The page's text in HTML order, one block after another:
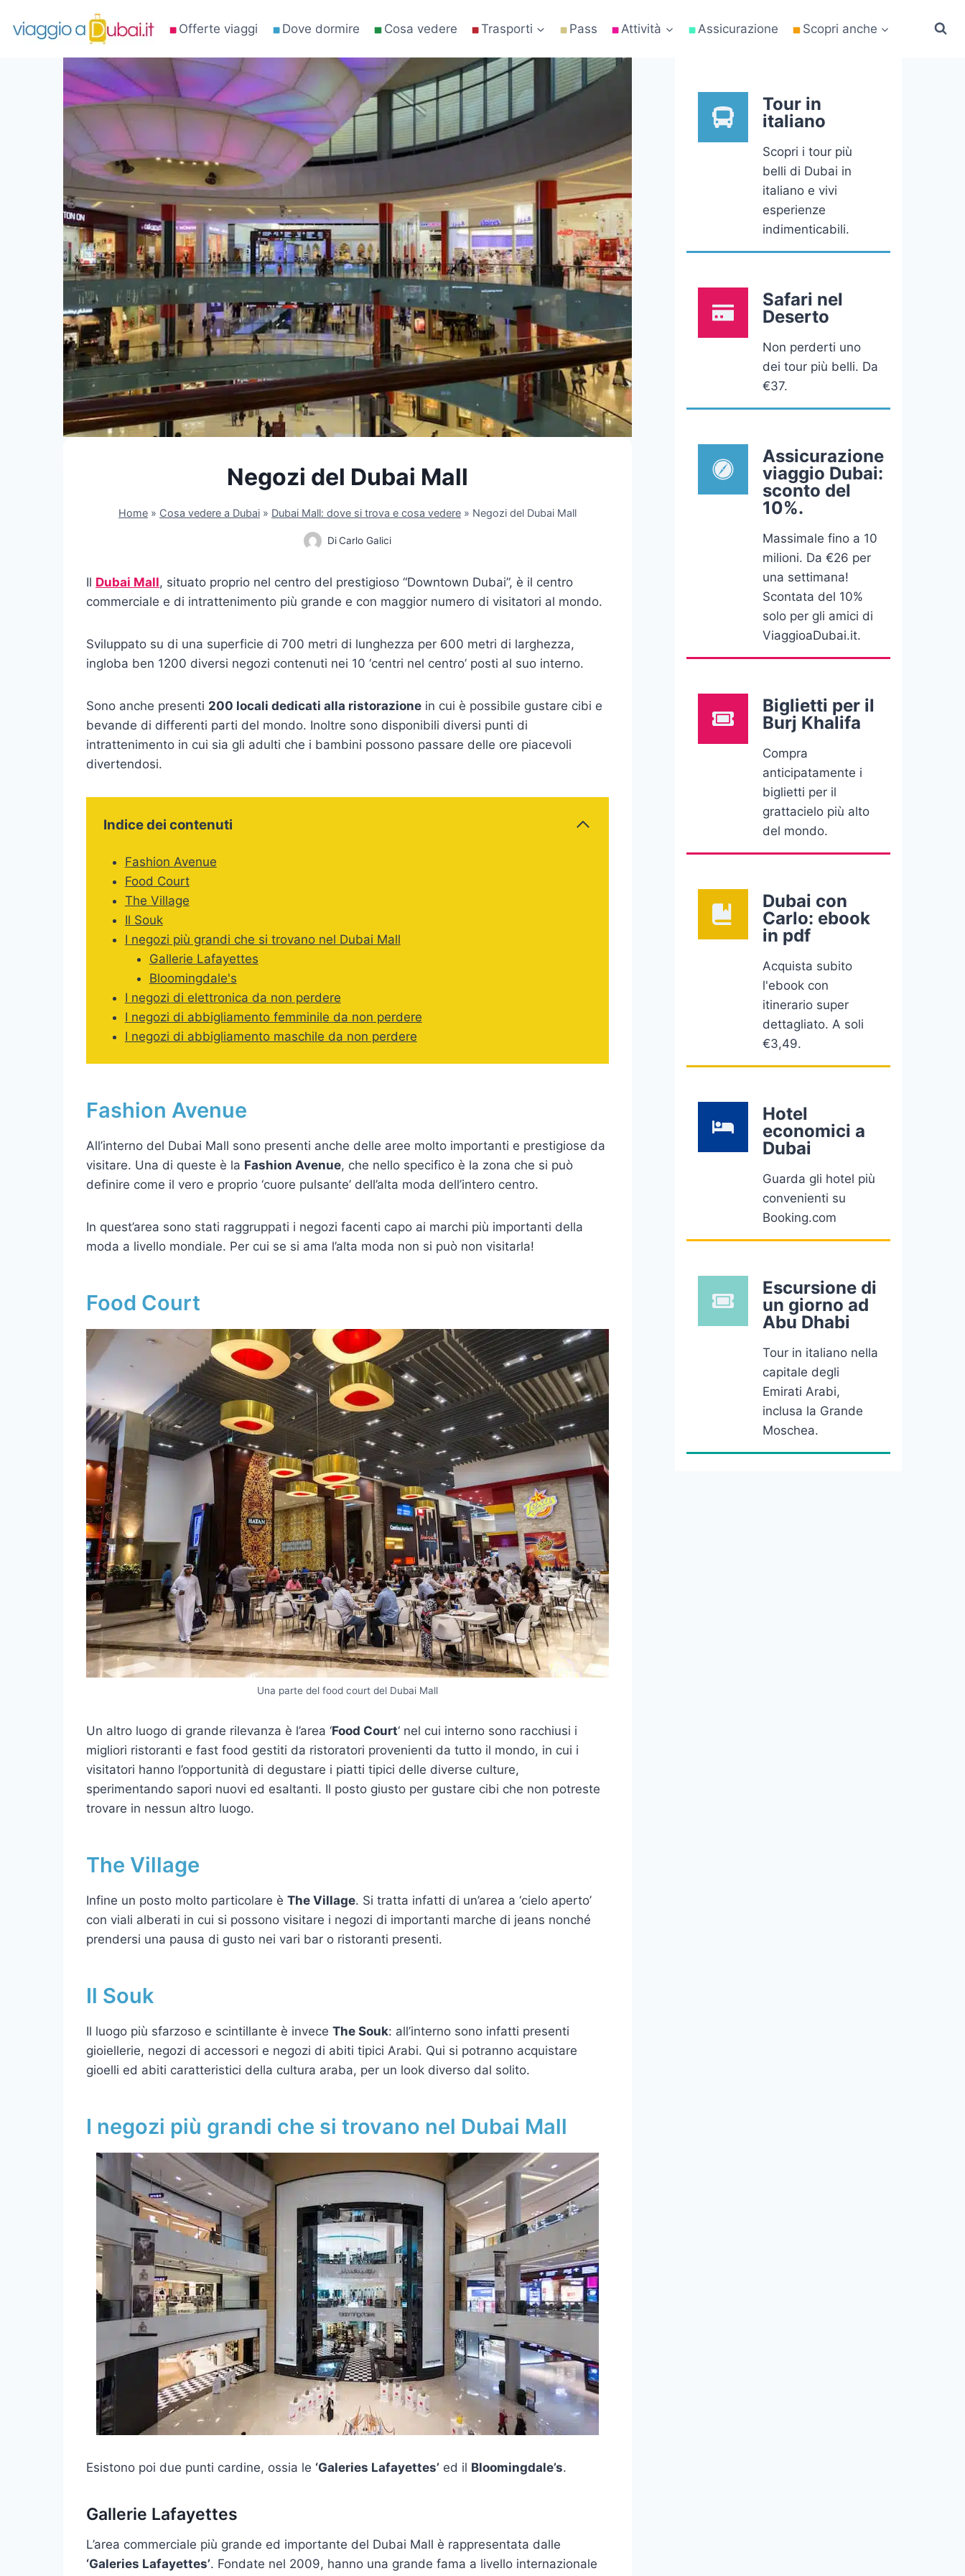
Offerte viaggi Dove dormire Cosa vedere Trasporti Pass Attività Assicurazione Scopri anche
Negozi del Dubai Mall
Home » Cosa vedere a Dubai » Dubai Mall: dove si trova e cosa vedere » Negozi del Dubai Mall
DiCarlo Galici
Il Dubai Mall, situato proprio nel centro del prestigioso “Downtown Dubai”, è il centro
commerciale e di intrattenimento più grande e con maggior numero di visitatori al mondo.
Sviluppato su di una superficie di 700 metri di lunghezza per 600 metri di larghezza,
ingloba ben 1200 diversi negozi contenuti nei 10 ‘centri nel centro’ posti al suo interno.
Sono anche presenti 200 locali dedicati alla ristorazione in cui è possibile gustare cibi e
bevande di differenti parti del mondo. Inoltre sono disponibili diversi punti di
intrattenimento in cui sia gli adulti che i bambini possono passare delle ore piacevoli
divertendosi.
Indice dei contenuti
Fashion Avenue
Food Court
The Village
Il Souk
I negozi più grandi che si trovano nel Dubai Mall
Gallerie Lafayettes
Bloomingdale's
I negozi di elettronica da non perdere
I negozi di abbigliamento femminile da non perdere
I negozi di abbigliamento maschile da non perdere
Fashion Avenue
All’interno del Dubai Mall sono presenti anche delle aree molto importanti e prestigiose da
visitare. Una di queste è la Fashion Avenue, che nello specifico è la zona che si può
definire come il vero e proprio ‘cuore pulsante’ dell’alta moda dell’intero centro.
In quest’area sono stati raggruppati i negozi facenti capo ai marchi più importanti della
moda a livello mondiale. Per cui se si ama l’alta moda non si può non visitarla!
Food Court
Una parte del food court del Dubai Mall
Un altro luogo di grande rilevanza è l’area ‘Food Court‘ nel cui interno sono racchiusi i
migliori ristoranti e fast food gestiti da ristoratori provenienti da tutto il mondo, in cui i
visitatori hanno l’opportunità di degustare i piatti tipici delle diverse culture,
sperimentando sapori nuovi ed esaltanti. Il posto giusto per gustare cibi che non potreste
trovare in nessun altro luogo.
The Village
Infine un posto molto particolare è The Village. Si tratta infatti di un’area a ‘cielo aperto’
con viali alberati in cui si possono visitare i negozi di importanti marche di jeans nonché
prendersi una pausa di gusto nei vari bar o ristoranti presenti.
Il Souk
Il luogo più sfarzoso e scintillante è invece The Souk: all’interno sono infatti presenti
gioiellerie, negozi di accessori e negozi di abiti tipici Arabi. Qui si potranno acquistare
gioelli ed abiti caratteristici della cultura araba, per un look diverso dal solito.
I negozi più grandi che si trovano nel Dubai Mall
Esistono poi due punti cardine, ossia le ‘Galeries Lafayettes’ ed il Bloomingdale’s.
Gallerie Lafayettes
L’area commerciale più grande ed importante del Dubai Mall è rappresentata dalle
‘Galeries Lafayettes’. Fondate nel 2009, hanno una grande fama a livello internazionale
Tour in
italiano
Scopri i tour più
belli di Dubai in
italiano e vivi
esperienze
indimenticabili.
Safari nel
Deserto
Non perderti uno
dei tour più belli. Da
€37.
Assicurazione
viaggio Dubai:
sconto del
10%.
Massimale fino a 10
milioni. Da €26 per
una settimana!
Scontata del 10%
solo per gli amici di
ViaggioaDubai.it.
Biglietti per il
Burj Khalifa
Compra
anticipatamente i
biglietti per il
grattacielo più alto
del mondo.
Dubai con
Carlo: ebook
in pdf
Acquista subito
l'ebook con
itinerario super
dettagliato. A soli
€3,49.
Hotel
economici a
Dubai
Guarda gli hotel più
convenienti su
Booking.com
Escursione di
un giorno ad
Abu Dhabi
Tour in italiano nella
capitale degli
Emirati Arabi,
inclusa la Grande
Moschea.